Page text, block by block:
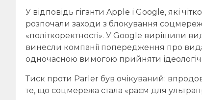
У відповідь гіганти Apple і Google, які
розпочали заходи з блокування
«політкоректності». У Google вирішили
винесли компанії попередження про
одночасною вимогою прийняти
Тиск проти Parler був очікуваний:
те, що соцмережа стала «раєм для